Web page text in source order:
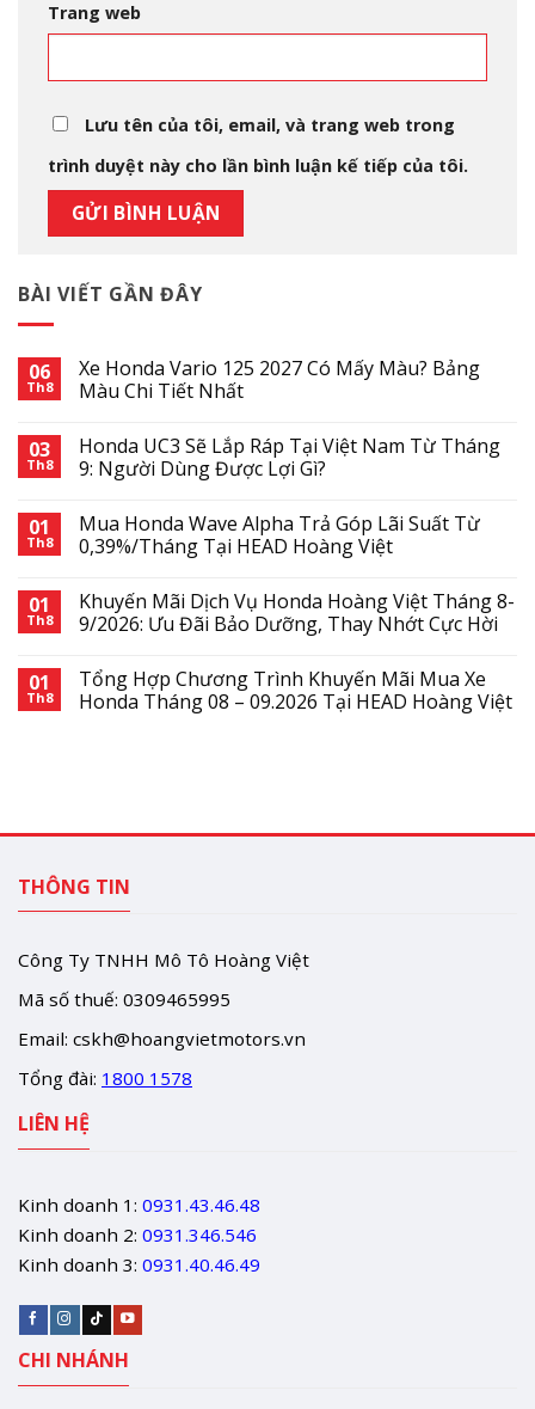
BÀI VIẾT GẦN ĐÂY
06
Th8
Xe Honda Vario 125 2027 Có Mấy Màu? Bảng
Màu Chi Tiết Nhất
03
Th8
Honda UC3 Sẽ Lắp Ráp Tại Việt Nam Từ Tháng
9: Người Dùng Được Lợi Gì?
01
Th8
Mua Honda Wave Alpha Trả Góp Lãi Suất Từ
0,39%/Tháng Tại HEAD Hoàng Việt
01
Th8
Khuyến Mãi Dịch Vụ Honda Hoàng Việt Tháng 8-
9/2026: Ưu Đãi Bảo Dưỡng, Thay Nhớt Cực Hời
01
Th8
Tổng Hợp Chương Trình Khuyến Mãi Mua Xe
Honda Tháng 08 – 09.2026 Tại HEAD Hoàng Việt
Trang web
Lưu tên của tôi, email, và trang web trong
trình duyệt này cho lần bình luận kế tiếp của tôi.
THÔNG TIN
Công Ty TNHH Mô Tô Hoàng Việt
Mã số thuế: 0309465995
Email: cskh@hoangvietmotors.vn
Tổng đài: 1800 1578
LIÊN HỆ
Kinh doanh 1: 0931.43.46.48
Kinh doanh 2: 0931.346.546
Kinh doanh 3: 0931.40.46.49
CHI NHÁNH